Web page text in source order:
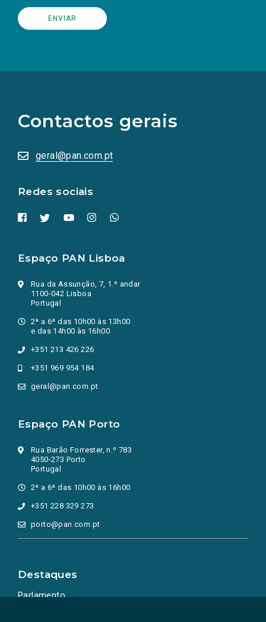
Contactos gerais
geral@pan.com.pt
Redes sociais
redes
sociais
numa
nova
Espaço PAN Lisboa
Rua da Assunção, 7, 1.º andar
1100-042 Lisboa
Portugal
2ª a 6ª das 10h00 às 13h00
e das 14h00 às 16h00
+351 213 426 226
+351 969 954 184
geral@pan.com.pt
Espaço PAN Porto
Rua Barão Forrester, n.º 783
4050-273 Porto
Portugal
2ª a 6ª das 10h00 às 16h00
+351 228 329 273
porto@pan.com.pt
Destaques
Parlamento